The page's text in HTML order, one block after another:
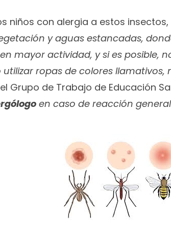
niños con alergia a estos
y aguas estancadas,
mayor actividad, y si es posible,
ropas de colores llamativos,
de Trabajo de Educación
en caso de reacción